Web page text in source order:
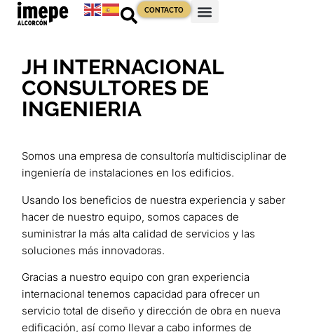
CONTACTO
JH INTERNACIONAL
CONSULTORES DE
INGENIERIA
Somos una empresa de consultoría multidisciplinar de
ingeniería de instalaciones en los edificios.
Usando los beneficios de nuestra experiencia y saber
hacer de nuestro equipo, somos capaces de
suministrar la más alta calidad de servicios y las
soluciones más innovadoras.
Gracias a nuestro equipo con gran experiencia
internacional tenemos capacidad para ofrecer un
servicio total de diseño y dirección de obra en nueva
edificación, así como llevar a cabo informes de